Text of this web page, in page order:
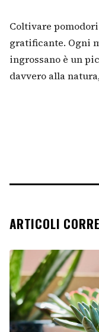
Coltivare
gratificante. Ogni
ingrossano è un
davvero alla
ARTICOLI